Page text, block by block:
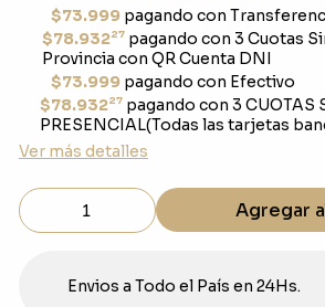
$73.999pagando con
$78.93227 pagando con 3 Cuotas
Provincia con QR Cuenta DNI
$73.999pagando con Efectivo
$78.93227 pagando con 3 CUOTAS
PRESENCIAL(Todas las tarjetas
Ver más detalles
Agregar
Envios a Todo el País en 24Hs.